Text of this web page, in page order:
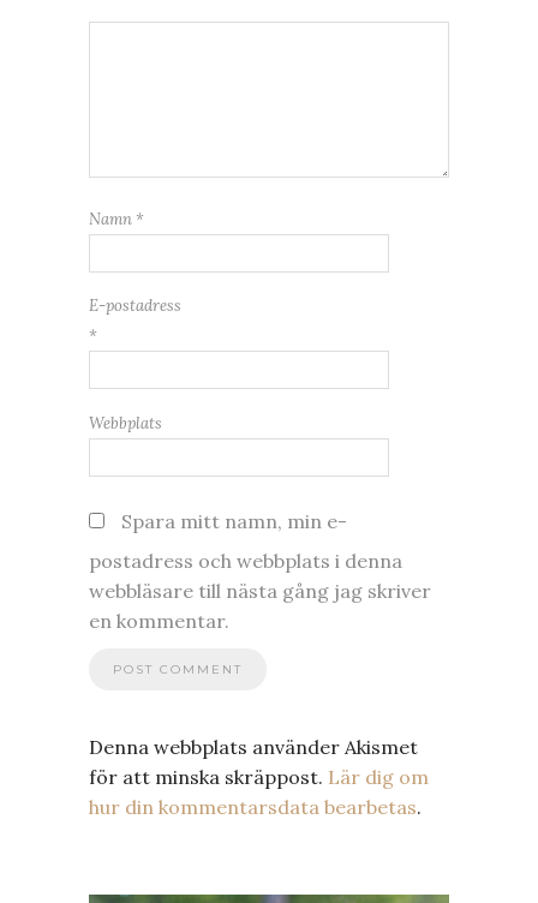
Namn *
E-postadress
*
Webbplats
Spara mitt namn, min e-
postadress och webbplats i denna
webbläsare till nästa gång jag skriver
en kommentar.
Denna webbplats använder Akismet
för att minska skräppost. Lär dig om
hur din kommentarsdata bearbetas.